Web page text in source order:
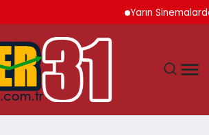
Yarın Sinemalarda 6